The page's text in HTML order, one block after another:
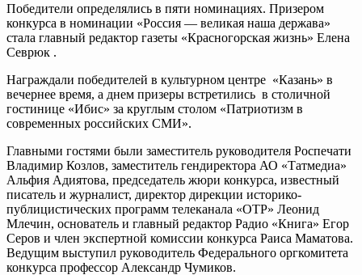
Победители определялись в пяти номинациях. Призером
конкурса в номинации «Россия — великая наша держава»
стала главный редактор газеты «Красногорская жизнь» Елена
Севрюк .
Награждали победителей в культурном центре «Казань» в
вечернее время, а днем призеры встретились в столичной
гостинице «Ибис» за круглым столом «Патриотизм в
современных российских СМИ».
Главными гостями были заместитель руководителя Роспечати
Владимир Козлов, заместитель гендиректора АО «Татмедиа»
Альфия Адиятова, председатель жюри конкурса, известный
писатель и журналист, директор дирекции историко-
публицистических программ телеканала «ОТР» Леонид
Млечин, основатель и главный редактор Радио «Книга» Егор
Серов и член экспертной комиссии конкурса Раиса Маматова.
Ведущим выступил руководитель Федерального оргкомитета
конкурса профессор Александр Чумиков.